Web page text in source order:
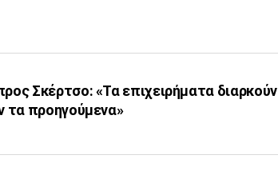
Σκέρτσο: «Τα επιχειρήματα
τα προηγούμενα»